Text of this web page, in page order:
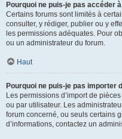
Pourquoi ne puis-je pas accéder
Certains forums sont limités à
consulter, y rédiger, publier ou y
les permissions adéquates. Pour
ou un administrateur du forum.
Haut
Pourquoi ne puis-je pas importer
Les permissions d’import de
ou par utilisateur. Les
forum concerné, ou seuls certains
d’informations, contactez un